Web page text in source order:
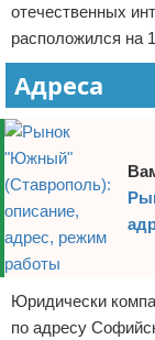
отечественных
расположился на
Адреса
Юридически
по адресу